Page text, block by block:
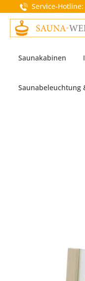
Zur
Service-
Saunakabinen
Saunabeleuchtung